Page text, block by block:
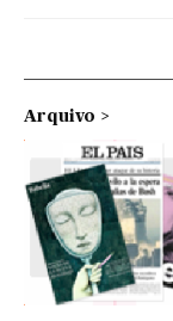
Arquivo